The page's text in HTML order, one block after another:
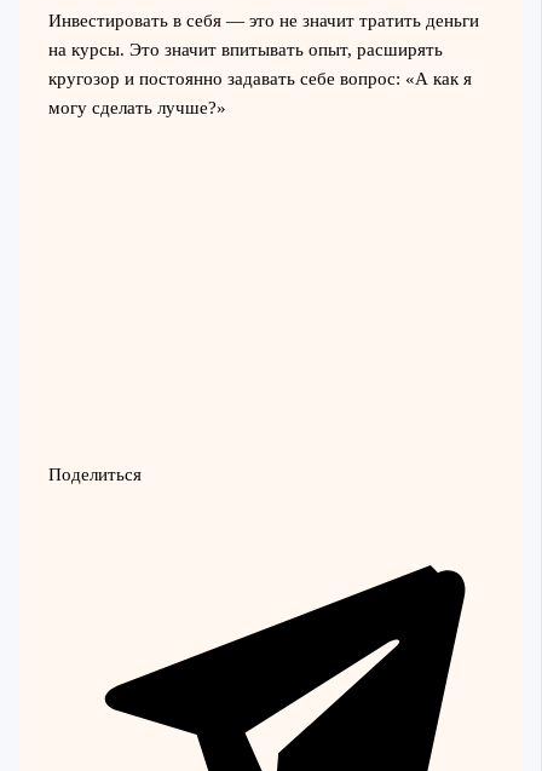
Инвестировать в себя — это не значит тратить деньги
на курсы. Это значит впитывать опыт, расширять
кругозор и постоянно задавать себе вопрос: «А как я
могу сделать лучше?»
Поделиться